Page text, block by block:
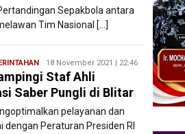
Sepakbola antara
Tim Nasional […]
Redaksi
Filesatu
18 November 2021 | 22:46
Staf Ahli
Saber Pungli di Blitar
pelayanan dan
Peraturan Presiden RI